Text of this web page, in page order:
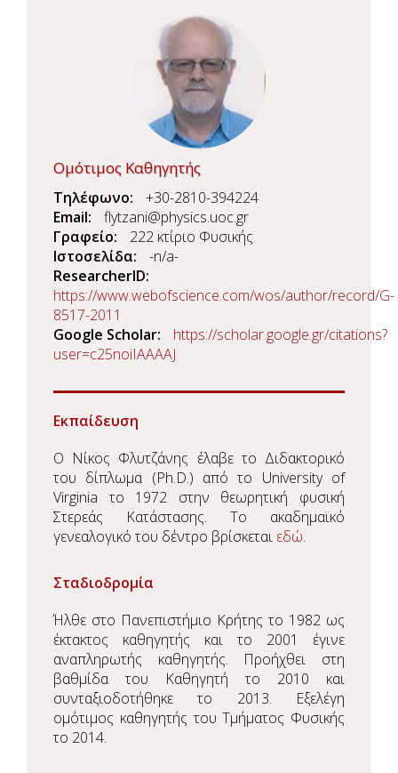
Ομότιμος Καθηγητής
Τηλέφωνο
+30-2810-394224
Email
flytzani@physics.uoc.gr
Γραφείο
222 κτίριο Φυσικής
Ιστοσελίδα
-n/a-
ResearcherID
https://www.webofscience.com/wos/author/record/G-
8517-2011
Google Scholar
https://scholar.google.gr/citations?
user=c25noiIAAAAJ
Εκπαίδευση
O Νίκος Φλυτζάνης έλαβε το Διδακτορικό
του δίπλωμα (Ph.D.) από το University of
Virginia το 1972 στην θεωρητική φυσική
Στερεάς Κατάστασης. Το ακαδημαϊκό
γενεαλογικό του δέντρο βρίσκεται εδώ.
Σταδιοδρομία
Ήλθε στο Πανεπιστήμιο Κρήτης το 1982 ως
έκτακτος καθηγητής και το 2001 έγινε
αναπληρωτής καθηγητής. Προήχθει στη
βαθμίδα του Καθηγητή το 2010 και
συνταξιοδοτήθηκε το 2013. Εξελέγη
ομότιμος καθηγητής του Τμήματος Φυσικής
το 2014.